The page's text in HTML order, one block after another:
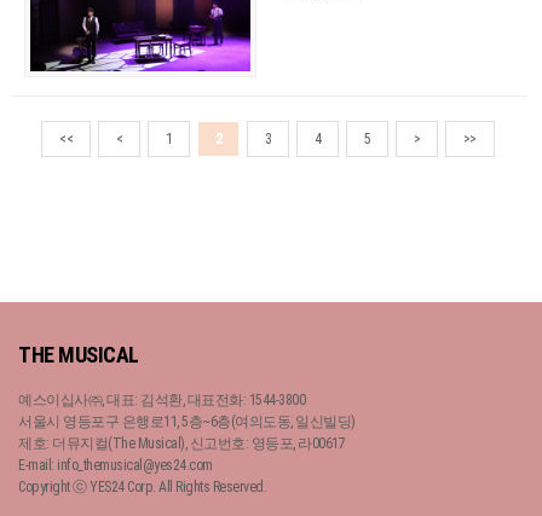
<< < 1 2 3 4 5 > >>
THE MUSICAL
예스이십사㈜, 대표: 김석환, 대표전화: 1544-3800
서울시 영등포구 은행로11, 5층~6층(여의도동, 일신빌딩)
제호: 더뮤지컬(The Musical), 신고번호: 영등포, 라00617
E-mail: info_themusical@yes24.com
Copyright ⓒ YES24 Corp. All Rights Reserved.